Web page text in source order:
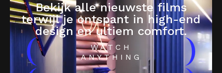
Bekijk alle nieuwste films
terwijl je ontspant in high-end
design en ultiem comfort.
(
WATCH
ANYTHING
)